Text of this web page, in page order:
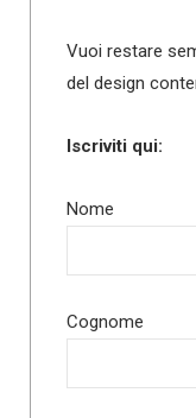
Vuoi restare
del design
Iscriviti qui:
Nome
Cognome